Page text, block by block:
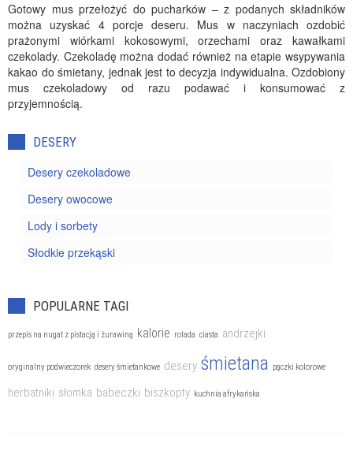
Gotowy mus przełożyć do pucharków – z podanych składników
można uzyskać 4 porcje deseru. Mus w naczyniach ozdobić
prażonymi wiórkami kokosowymi, orzechami oraz kawałkami
czekolady. Czekoladę można dodać również na etapie wsypywania
kakao do śmietany, jednak jest to decyzja indywidualna. Ozdobiony
mus czekoladowy od razu podawać i konsumować z
przyjemnością.
DESERY
Desery czekoladowe
Desery owocowe
Lody i sorbety
Słodkie przekąski
POPULARNE TAGI
przepis na nugat z pistacją i żurawiną kalorie rolada ciasta andrzejki
oryginalny podwieczorek desery śmietankowe desery śmietana pączki kolorowe
herbatniki słomka babeczki biszkopty kuchnia afrykańska